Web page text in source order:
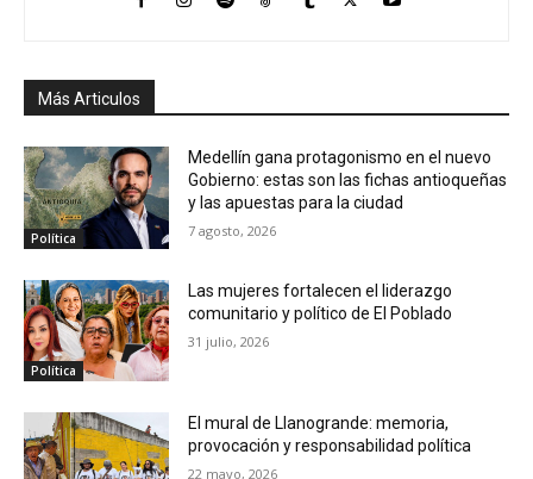
Más Articulos
Política
Medellín gana protagonismo en el nuevo
Gobierno: estas son las fichas antioqueñas
y las apuestas para la ciudad
7 agosto, 2026
Política
Las mujeres fortalecen el liderazgo
comunitario y político de El Poblado
31 julio, 2026
El mural de Llanogrande: memoria,
provocación y responsabilidad política
22 mayo, 2026